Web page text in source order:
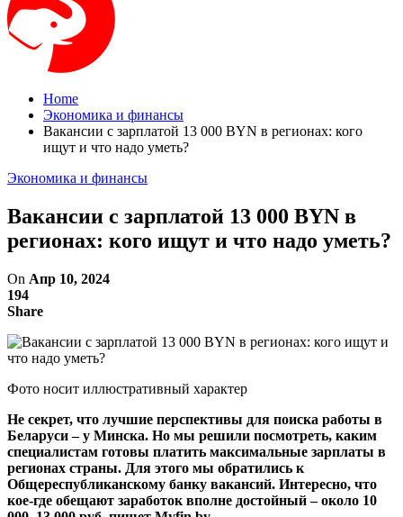
Home
Экономика и финансы
Вакансии с зарплатой 13 000 BYN в регионах: кого
ищут и что надо уметь?
Экономика и финансы
Вакансии с зарплатой 13 000 BYN в
регионах: кого ищут и что надо уметь?
On Апр 10, 2024
194
Share
Фото носит иллюстративный характер
Не секрет, что лучшие перспективы для поиска работы в
Беларуси – у Минска. Но мы решили посмотреть, каким
специалистам готовы платить максимальные зарплаты в
регионах страны. Для этого мы обратились к
Общереспубликанскому банку вакансий. Интересно, что
кое-где обещают заработок вполне достойный – около 10